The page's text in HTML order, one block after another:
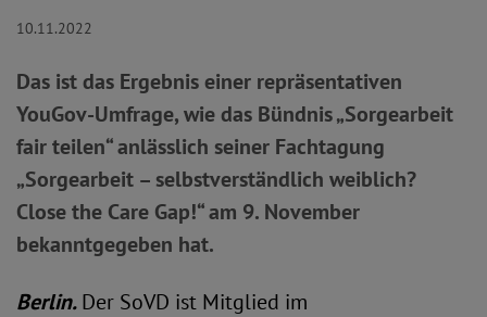
10.11.2022
Das ist das Ergebnis einer repräsentativen
YouGov-Umfrage, wie das Bündnis „Sorgearbeit
fair teilen“ anlässlich seiner Fachtagung
„Sorgearbeit – selbstverständlich weiblich?
Close the Care Gap!“ am 9. November
bekanntgegeben hat.
Berlin.Der SoVD ist Mitglied im